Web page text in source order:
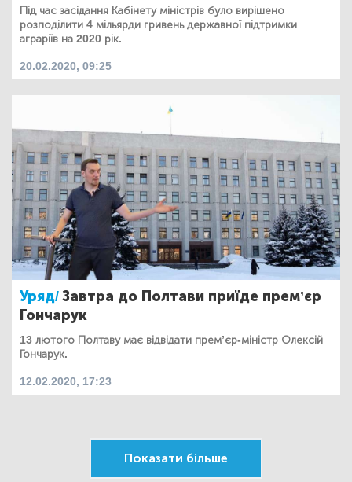
Під час засідання Кабінету міністрів було вирішено
розподілити 4 мільярди гривень державної підтримки
аграріїв на 2020 рік.
20.02.2020, 09:25
Уряд/Завтра до Полтави приїде прем’єр
Гончарук
13 лютого Полтаву має відвідати прем’єр-міністр Олексій
Гончарук.
12.02.2020, 17:23
Показати більше